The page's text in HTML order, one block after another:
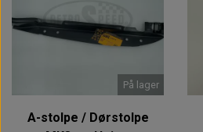
På lager
A-stolpe / Dørstolpe